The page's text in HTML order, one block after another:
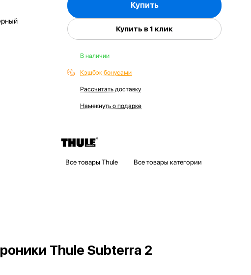
Купить
Купить в 1 клик
В наличии
Кэшбэк бонусами
Рассчитать доставку
Намекнуть о подарке
Все товары Thule Все товары категории
Thule Subterra 2